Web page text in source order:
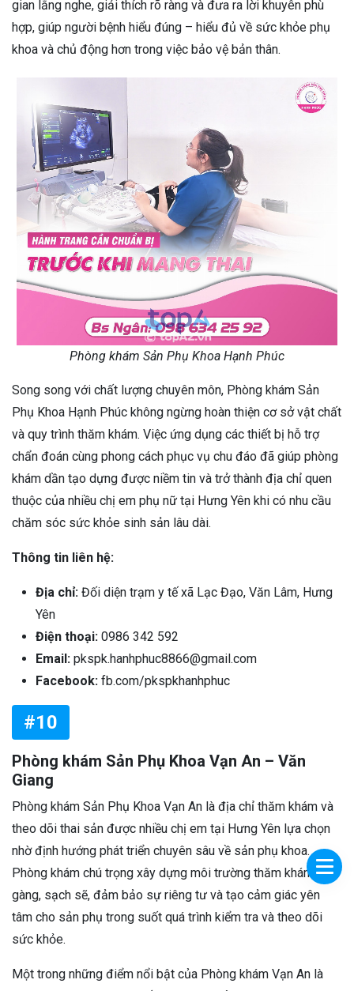
gian lắng nghe, giải thích rõ ràng và đưa ra lời khuyên phù
hợp, giúp người bệnh hiểu đúng – hiểu đủ về sức khỏe phụ
khoa và chủ động hơn trong việc bảo vệ bản thân.
Phòng khám Sản Phụ Khoa Hạnh Phúc
Song song với chất lượng chuyên môn, Phòng khám Sản
Phụ Khoa Hạnh Phúc không ngừng hoàn thiện cơ sở vật chất
và quy trình thăm khám. Việc ứng dụng các thiết bị hỗ trợ
chẩn đoán cùng phong cách phục vụ chu đáo đã giúp phòng
khám dần tạo dựng được niềm tin và trở thành địa chỉ quen
thuộc của nhiều chị em phụ nữ tại Hưng Yên khi có nhu cầu
chăm sóc sức khỏe sinh sản lâu dài.
Thông tin liên hệ:
Địa chỉ: Đối diện trạm y tế xã Lạc Đạo, Văn Lâm, Hưng
Yên
Điện thoại: 0986 342 592
Email: pkspk.hanhphuc8866@gmail.com
Facebook: fb.com/pkspkhanhphuc
#10
Phòng khám Sản Phụ Khoa Vạn An – Văn
Giang
Phòng khám Sản Phụ Khoa Vạn An là địa chỉ thăm khám và
theo dõi thai sản được nhiều chị em tại Hưng Yên lựa chọn
nhờ định hướng phát triển chuyên sâu về sản phụ khoa.
Phòng khám chú trọng xây dựng môi trường thăm khám gọn
gàng, sạch sẽ, đảm bảo sự riêng tư và tạo cảm giác yên
tâm cho sản phụ trong suốt quá trình kiểm tra và theo dõi
sức khỏe.
Một trong những điểm nổi bật của Phòng khám Vạn An là